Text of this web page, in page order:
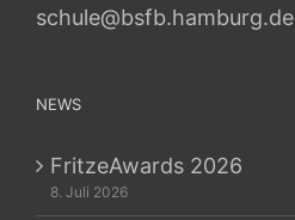
schule@bsfb.hamburg.de
NEWS
FritzeAwards 2026
8. Juli 2026